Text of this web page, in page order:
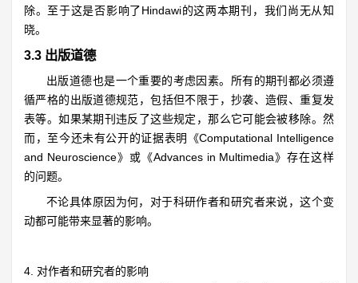
除。至于这是否影响了Hindawi的这两本期刊，我们尚无从知
晓。
3.3 出版道德
出版道德也是一个重要的考虑因素。所有的期刊都必须遵
循严格的出版道德规范，包括但不限于，抄袭、造假、重复发
表等。如果某期刊违反了这些规定，那么它可能会被移除。然
而，至今还未有公开的证据表明《Computational Intelligence
and Neuroscience》或《Advances in Multimedia》存在这样
的问题。
不论具体原因为何，对于科研作者和研究者来说，这个变
动都可能带来显著的影响。
4. 对作者和研究者的影响